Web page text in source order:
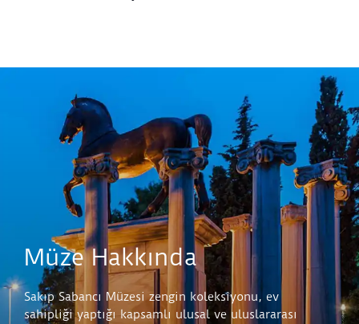
bilgilendirilmiş açık rıza veren katılımcılar için
yapılır. Rıza vermeyenlerin görüntüleri kullanılmaz;
bu kişiler kadraj dışında tutulur veya yüzleri ayırt
edilemeyecek şekilde çekim yapılır. 18 yaş altı
katılımcılar için veli/onay sahibinin yazılı izni
zorunludur. Görseller yalnızca müzenin tanıtım ve
arşiv amaçları için saklanır; üçüncü taraflarla veya
yapay zekâ tabanlı platformlarla paylaşılmaz.
Müze Hakkında
Sakıp Sabancı Müzesi zengin koleksiyonu, ev
sahipliği yaptığı kapsamlı ulusal ve uluslararası